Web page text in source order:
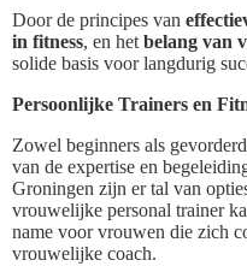
Door de principes van
in fitness, en het belang van
solide basis voor langdurig
Persoonlijke Trainers en
Zowel beginners als
van de expertise en
Groningen zijn er tal van
vrouwelijke personal trainer
name voor vrouwen die zich
vrouwelijke coach.